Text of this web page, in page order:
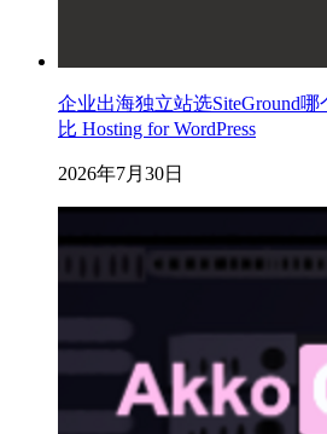
企业出海独立站选SiteGround哪
比 Hosting for WordPress
2026年7月30日